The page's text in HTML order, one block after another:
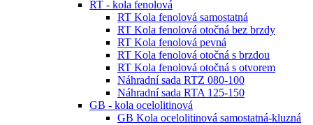
RT - kola fenolová
RT Kola fenolová samostatná
RT Kola fenolová otočná bez brzdy
RT Kola fenolová pevná
RT Kola fenolová otočná s brzdou
RT Kola fenolová otočná s otvorem
Náhradní sada RTZ 080-100
Náhradní sada RTA 125-150
GB - kola ocelolitinová
GB Kola ocelolitinová samostatná-kluzná